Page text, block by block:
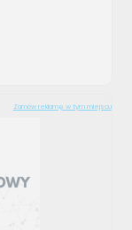
Zamów reklamę w tym miejscu